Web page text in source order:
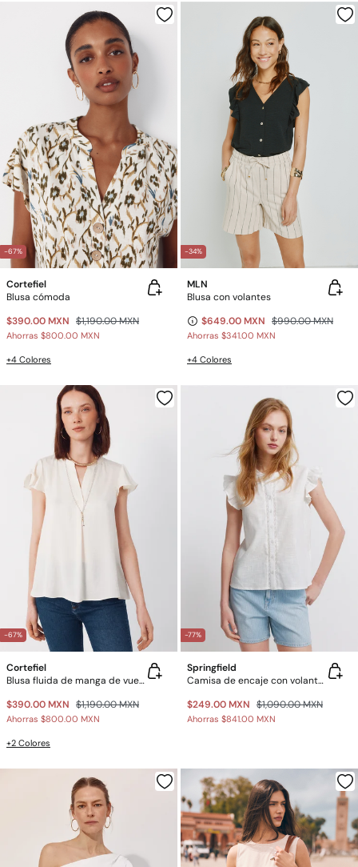
-67%
Cortefiel
Blusa cómoda
$390.00 MXN $1,190.00 MXN
Ahorras $800.00 MXN
+4 Colores
-34%
MLN
Blusa con volantes
$649.00 MXN $990.00 MXN
Ahorras $341.00 MXN
+4 Colores
-67%
Cortefiel
Blusa fluida de manga de vuelo
$390.00 MXN $1,190.00 MXN
Ahorras $800.00 MXN
+2 Colores
-77%
Springfield
Camisa de encaje con volantes
$249.00 MXN $1,090.00 MXN
Ahorras $841.00 MXN